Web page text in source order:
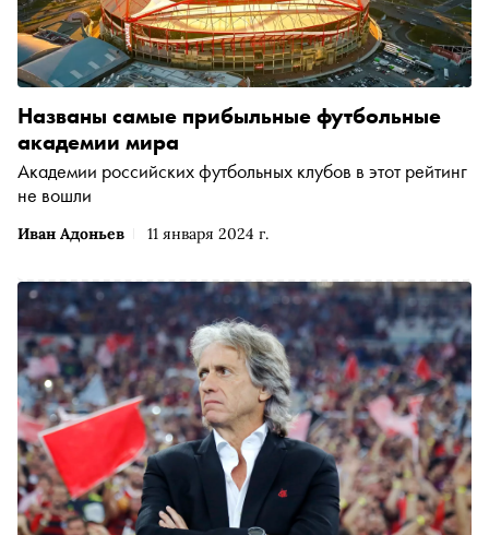
Иван Адоньев 11 января 2024 г.
Названы самые прибыльные футбольные
академии мира
Академии российских футбольных клубов в этот рейтинг
не вошли